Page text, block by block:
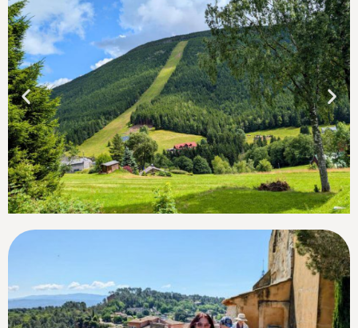
מפת צפון צ'כיה
גן העדן הצ’כי והרי
הענקים